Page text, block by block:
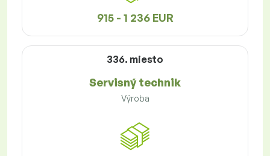
915 - 1 236 EUR
336. miesto
Servisný technik
Výroba